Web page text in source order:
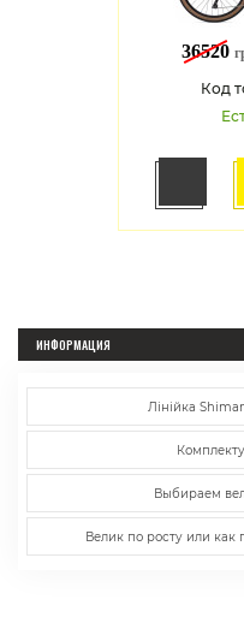
36520
Код
ИНФОРМАЦИЯ
Лінійка
Выбираем
Велик по росту или как